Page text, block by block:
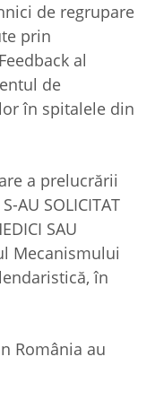
de regrupare
prin
al
de
în spitalele din
a prelucrării
AU SOLICITAT
SAU
Mecanismului
în
România au